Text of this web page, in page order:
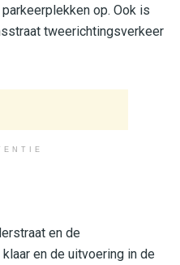
op. Ook is
tweerichtingsverkeer
en de
en de uitvoering in de